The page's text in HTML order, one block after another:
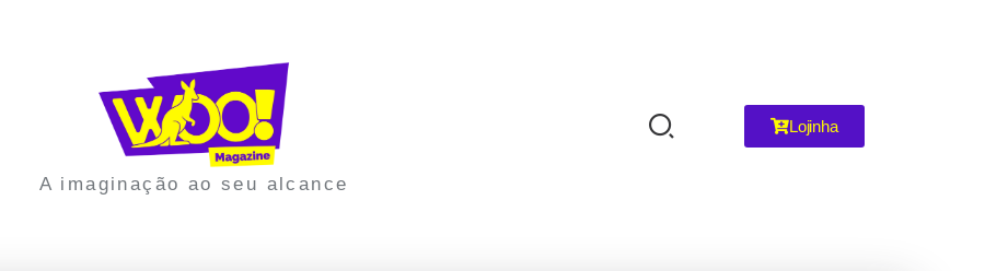
A imaginação ao seu alcance
Lojinha